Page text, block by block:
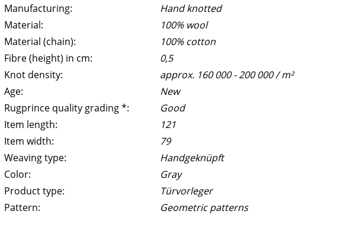
Manufacturing:
Hand knotted
Material:
100% wool
Material (chain):
100% cotton
Fibre (height) in cm:
0,5
Knot density:
approx. 160 000 - 200 000 / m²
Age:
New
Rugprince quality grading *:
Good
Item length:
121
Item width:
79
Weaving type:
Handgeknüpft
Color:
Gray
Product type:
Türvorleger
Pattern:
Geometric patterns